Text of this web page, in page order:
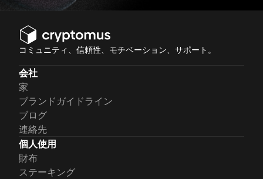
コミュニティ、信頼性、モチベーション、サポート。
会社
家
ブランドガイドライン
ブログ
連絡先
個人使用
財布
ステーキング